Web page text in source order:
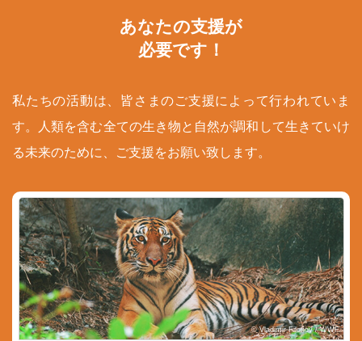
あなたの支援が
必要です！
私たちの活動は、皆さまのご支援によって行われていま
す。人類を含む全ての生き物と自然が調和して生きていけ
る未来のために、ご支援をお願い致します。
© Vladimir Filonov / WWF